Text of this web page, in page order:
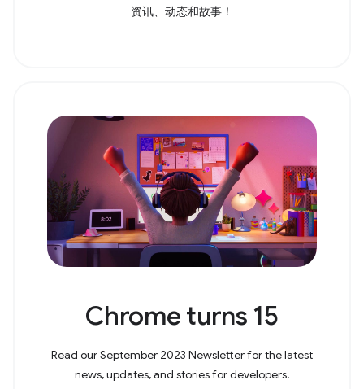
资讯、动态和故事！
Chrome turns 15
Read our September 2023 Newsletter for the latest
news, updates, and stories for developers!